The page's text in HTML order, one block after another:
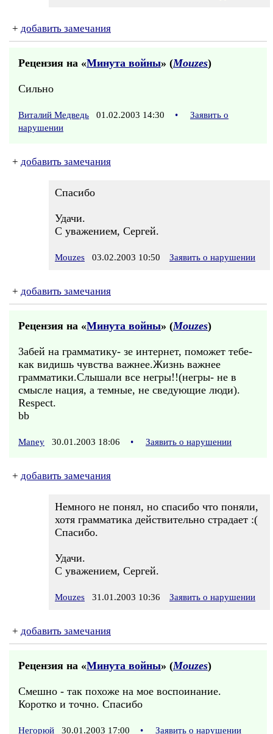
+ добавить замечания
Рецензия на «Минута войны» (Mouzes)
Сильно
Виталий Медведь 01.02.2003 14:30 •
Заявить о
нарушении
+ добавить замечания
Спасибо
Удачи.
С уважением, Сергей.
Mouzes 03.02.2003 10:50 Заявить о нарушении
+ добавить замечания
Рецензия на «Минута войны» (Mouzes)
3абей на грамматику- зе интернет, поможет тебе-
как видишь чувства важнее.Жизнь важнее
грамматики.Слышали все негры!!(негры- не в
смысле нация, а темные, не сведующие люди).
Respect.
bb
Maney 30.01.2003 18:06 • Заявить о нарушении
+ добавить замечания
Немного не понял, но спасибо что поняли,
хотя грамматика действительно страдает :(
Спасибо.
Удачи.
С уважением, Сергей.
Mouzes 31.01.2003 10:36 Заявить о нарушении
+ добавить замечания
Рецензия на «Минута войны» (Mouzes)
Смешно - так похоже на мое воспоинание.
Коротко и точно. Спасибо
Негорюй 30.01.2003 17:00 • Заявить о нарушении